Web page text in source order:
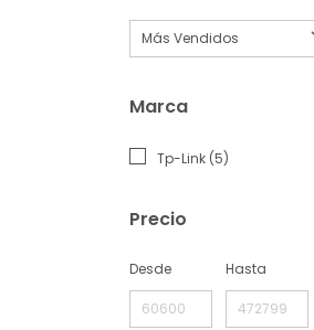
Marca
Tp-Link (5)
Precio
Desde Hasta